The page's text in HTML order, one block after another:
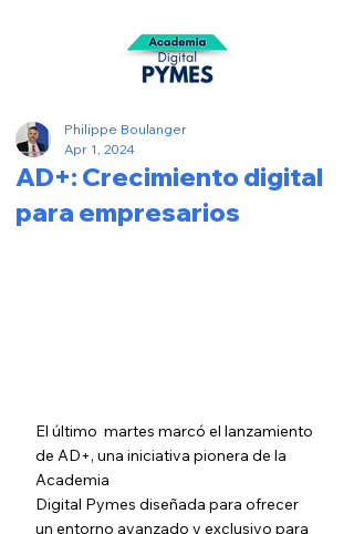
AD+: Crecimiento digital
para empresarios
Philippe Boulanger
Apr 1, 2024
El último  martes marcó el lanzamiento
de AD+, una iniciativa pionera de la
Academia
Digital Pymes diseñada para ofrecer
un entorno avanzado y exclusivo para